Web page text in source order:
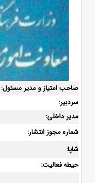
صاحب امتیاز و مدیر مسئول:
سردبیر:
مدیر داخلی:
شماره مجوز انتشار:
شاپا:
حیطه فعالیت: